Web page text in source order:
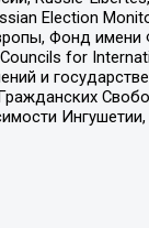
Election
Фонд имени
for
и